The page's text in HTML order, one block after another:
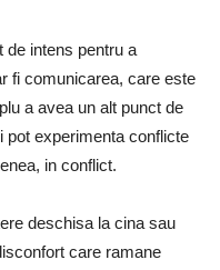
de intens pentru a
fi comunicarea, care este
a avea un alt punct de
pot experimenta conflicte
in conflict.
deschisa la cina sau
care ramane